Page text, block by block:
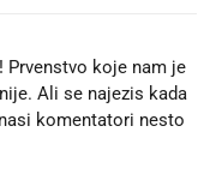
Prvenstvo koje nam je
Ali se najezis kada
komentatori nesto